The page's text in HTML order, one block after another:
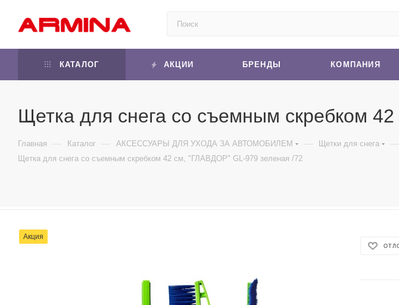
КАТАЛОГ АКЦИИ БРЕНДЫ КОМПАНИЯ
Щетка для снега со съемным скребком
Главная — Каталог — АКСЕССУАРЫ ДЛЯ УХОДА ЗА АВТОМОБИЛЕМ — Щетки для снега —
Щетка для снега со съемным скребком 42 см, "ГЛАВДОР" GL-979 зеленая /72
Акция